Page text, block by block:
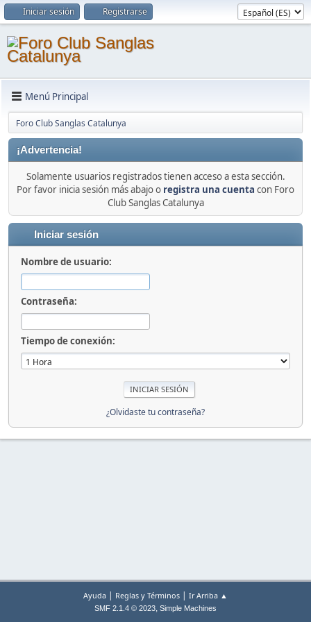
Iniciar sesión Registrarse
Menú Principal
Foro Club Sanglas Catalunya
¡Advertencia!
Solamente usuarios registrados tienen acceso a esta sección.
Por favor inicia sesión más abajo o registra una cuenta con Foro
Club Sanglas Catalunya
Iniciar sesión
Nombre de usuario:
Contraseña:
Tiempo de conexión:
¿Olvidaste tu contraseña?
Ayuda | Reglas y Términos | Ir Arriba ▲
SMF 2.1.4 © 2023, Simple Machines